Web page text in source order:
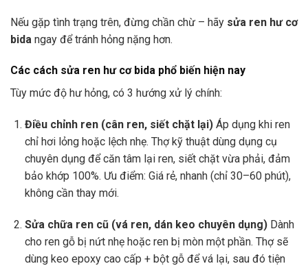
Nếu gặp tình trạng trên, đừng chần chừ – hãy sửa ren hư cơ
bida ngay để tránh hỏng nặng hơn.
Các cách sửa ren hư cơ bida phổ biến hiện nay
Tùy mức độ hư hỏng, có 3 hướng xử lý chính:
Điều chỉnh ren (cân ren, siết chặt lại)Áp dụng khi ren
chỉ hơi lỏng hoặc lệch nhẹ. Thợ kỹ thuật dùng dụng cụ
chuyên dụng để căn tâm lại ren, siết chặt vừa phải, đảm
bảo khớp 100%. Ưu điểm: Giá rẻ, nhanh (chỉ 30–60 phút),
không cần thay mới.
Sửa chữa ren cũ (vá ren, dán keo chuyên dụng)Dành
cho ren gỗ bị nứt nhẹ hoặc ren bị mòn một phần. Thợ sẽ
dùng keo epoxy cao cấp + bột gỗ để vá lại, sau đó tiện